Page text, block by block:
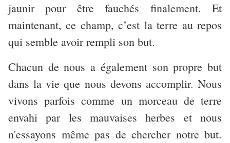
jaunir pour être fauchés finalement. Et
maintenant, ce champ, c’est la terre au repos
qui semble avoir rempli son but.
Chacun de nous a également son propre but
dans la vie que nous devons accomplir. Nous
vivons parfois comme un morceau de terre
envahi par les mauvaises herbes et nous
n'essayons même pas de chercher notre but.